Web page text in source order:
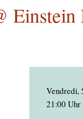
Einstein
Vendredi,
21:00 Uhr